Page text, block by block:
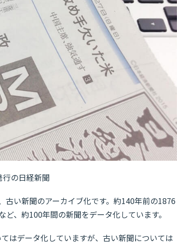
の日経新聞
い新聞のアーカイブ化です。約140年前の1876
、約100年間の新聞をデータ化しています。
はデータ化していますが、古い新聞については